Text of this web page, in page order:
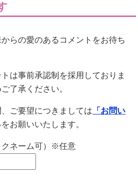
らの愛のあるコメントをお待ち
は事前承認制を採用しておりま
了承ください。
ご要望につきましては 「お問い
お願いいたします。
クネーム可）※任意